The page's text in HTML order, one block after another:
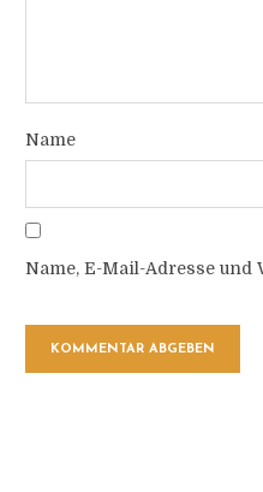
Name
Name, E-Mail-Adresse